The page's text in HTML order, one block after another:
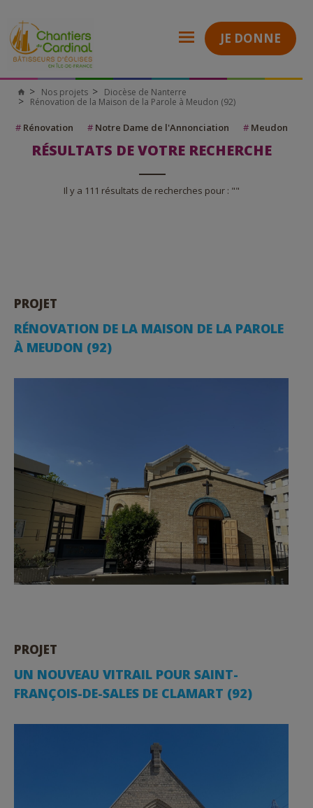
JE DONNE
Nos projets
Diocèse de Nanterre
Rénovation de la Maison de la Parole à Meudon (92)
#Rénovation #Notre Dame de l'Annonciation #Meudon
RÉSULTATS DE VOTRE RECHERCHE
Il y a 111 résultats de recherches pour : ""
PROJET
RÉNOVATION DE LA MAISON DE LA PAROLE
À MEUDON (92)
PROJET
UN NOUVEAU VITRAIL POUR SAINT-
FRANÇOIS-DE-SALES DE CLAMART (92)